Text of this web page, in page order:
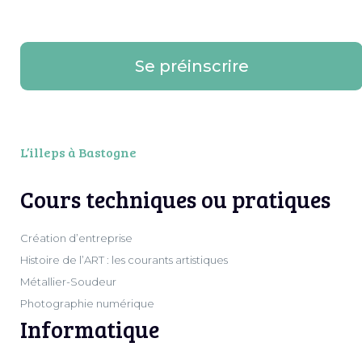
Se préinscrire
L’illeps à Bastogne
Cours techniques ou pratiques
Création d’entreprise
Histoire de l’ART : les courants artistiques
Métallier-Soudeur
Photographie numérique
Informatique